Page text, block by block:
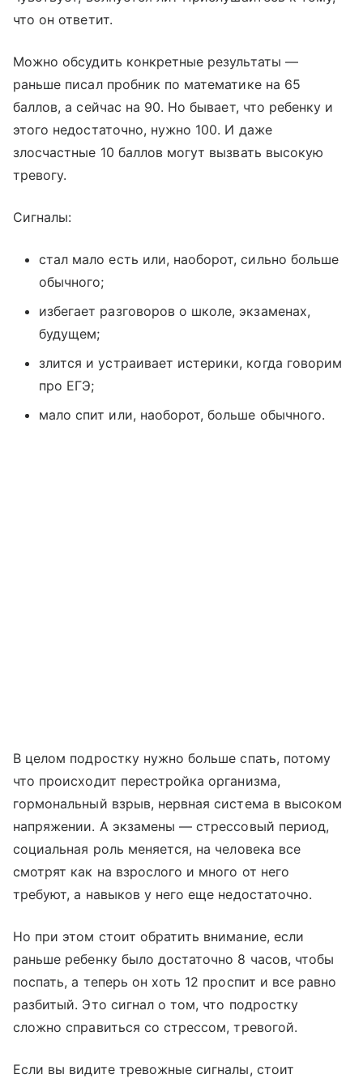
что он ответит.
Можно обсудить конкретные результаты —
раньше писал пробник по математике на 65
баллов, а сейчас на 90. Но бывает, что ребенку и
этого недостаточно, нужно 100. И даже
злосчастные 10 баллов могут вызвать высокую
тревогу.
Сигналы:
стал мало есть или, наоборот, сильно больше
обычного;
избегает разговоров о школе, экзаменах,
будущем;
злится и устраивает истерики, когда говорим
про ЕГЭ;
мало спит или, наоборот, больше обычного.
В целом подростку нужно больше спать, потому
что происходит перестройка организма,
гормональный взрыв, нервная система в высоком
напряжении. А экзамены — стрессовый период,
социальная роль меняется, на человека все
смотрят как на взрослого и много от него
требуют, а навыков у него еще недостаточно.
Но при этом стоит обратить внимание, если
раньше ребенку было достаточно 8 часов, чтобы
поспать, а теперь он хоть 12 проспит и все равно
разбитый. Это сигнал о том, что подростку
сложно справиться со стрессом, тревогой.
Если вы видите тревожные сигналы, стоит